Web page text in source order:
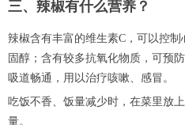
三、辣椒有什么营养？
辣椒含有丰富的维生素C，可以控
固醇；含有较多抗氧化物质，可预
吸道畅通，用以治疗咳嗽、感冒。
吃饭不香、饭量减少时，在菜里放
量。